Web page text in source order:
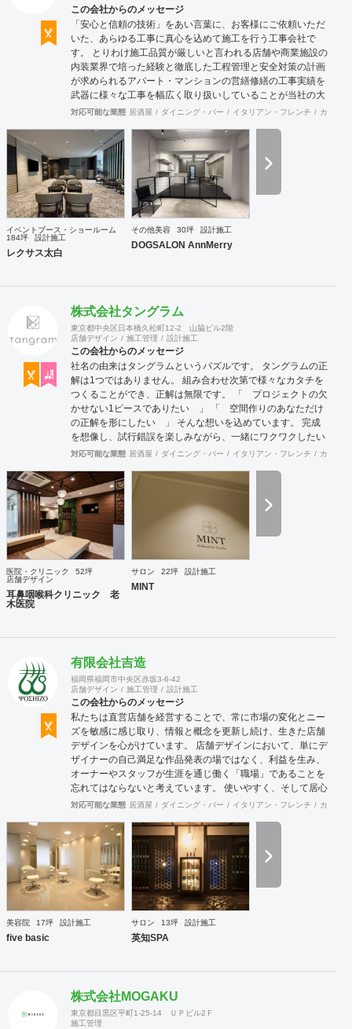
この会社からのメッセージ
「安心と信頼の技術」をあい言葉に、お客様にご依頼いただ
いた、あらゆる工事に真心を込めて施工を行う工事会社で
す。 とりわけ施工品質が厳しいと言われる店舗や商業施設の
内装業界で培った経験と徹底した工程管理と安全対策の計画
が求められるアパート・マンションの営繕修繕の工事実績を
武器に様々な工事を幅広く取り扱いしていることが当社の大
きな特徴です。
対応可能な業態 居酒屋 ダイニング・バー イタリアン・フレンチ カフェ
イベントブース・ショールーム
184坪
設計施工
レクサス太白
その他美容 30坪 設計施工
DOGSALON AnnMerry
株式会社タングラム
東京都中央区日本橋久松町12-2 山脇ビル2階
店舗デザイン
施工管理 設計施工
この会社からのメッセージ
社名の由来はタングラムというパズルです。 タングラムの正
解は1つではありません。 組み合わせ次第で様々なカタチを
つくることができ、正解は無限です。 「 プロジェクトの欠
かせない1ピースでありたい 」 「 空間作りのあなただけ
の正解を形にしたい 」 そんな想いを込めています。 完成
を想像し、試行錯誤を楽しみながら、 ​一緒にワクワクしたい
と思っています。
対応可能な業態 居酒屋 ダイニング・バー イタリアン・フレンチ カフェ
医院・クリニック
52坪
店舗デザイン
耳鼻咽喉科クリニック 老
木医院
サロン 22坪 設計施工
MINT
有限会社吉造
福岡県福岡市中央区赤坂3-6-42
店舗デザイン
施工管理 設計施工
この会社からのメッセージ
私たちは直営店舗を経営することで、常に市場の変化とニー
ズを敏感に感じ取り、情報と概念を更新し続け、生きた店舗
デザインを心がけています。 店舗デザインにおいて、単にデ
ザイナーの自己満足な作品発表の場ではなく、利益を生み、
オーナーやスタッフが生涯を通じ働く「職場」であることを
忘れてはならないと考えています。 使いやすく、そして居心
地がよく、時代の流れに左右されない強さを持った店舗デザ
業と開業コンサルティング事業をそなえており、テナント・
出店地選びや資金調達から実践に基づいたサポートが可能で
す。 まずはお気軽に、ご相談ください。
対応可能な業態 居酒屋 ダイニング・バー イタリアン・フレンチ カフェ
美容院 17坪 設計施工
five basic
サロン 13坪 設計施工
英知SPA
株式会社MOGAKU
東京都目黒区平町1-25-14 ＵＰビル2Ｆ
施工管理